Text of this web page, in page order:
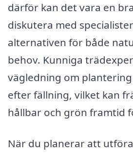
därför kan det vara en
diskutera med
alternativen för både
behov. Kunniga
vägledning om
efter fällning, vilket kan
hållbar och grön framtid
När du planerar att utföra